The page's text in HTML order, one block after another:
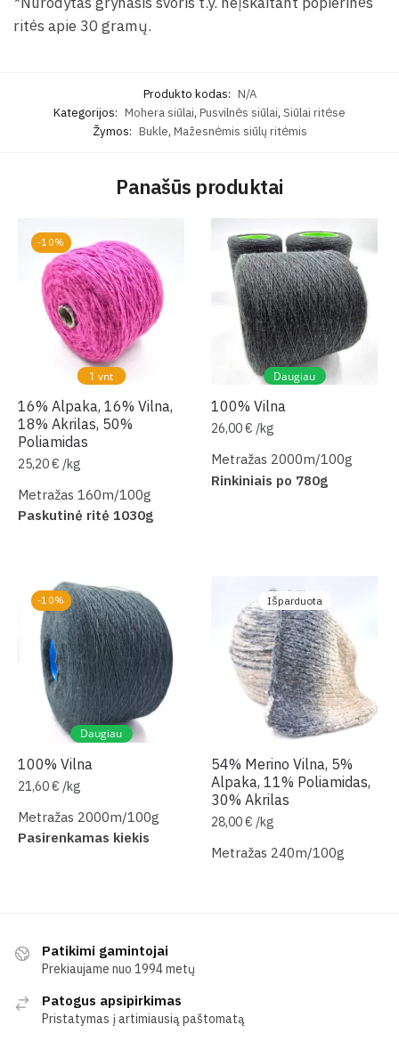
ritės apie 30 gramų.
Produkto kodas: N/A
Kategorijos: Mohera siūlai, Pusvilnės siūlai, Siūlai ritėse
Žymos: Bukle, Mažesnėmis siūlų ritėmis
Panašūs produktai
-10%
1 vnt
16% Alpaka, 16% Vilna,
18% Akrilas, 50%
Poliamidas
25,20€ /kg
Metražas 160m/100g
Paskutinė ritė 1030g
Daugiau
100% Vilna
26,00€ /kg
Metražas 2000m/100g
Rinkiniais po 780g
-10%
Daugiau
100% Vilna
21,60€ /kg
Metražas 2000m/100g
Pasirenkamas kiekis
Išparduota
54% Merino Vilna, 5%
Alpaka, 11% Poliamidas,
30% Akrilas
28,00€ /kg
Metražas 240m/100g
Patikimi gamintojai
Prekiaujame nuo 1994 metų
Patogus apsipirkimas
Pristatymas į artimiausią paštomatą